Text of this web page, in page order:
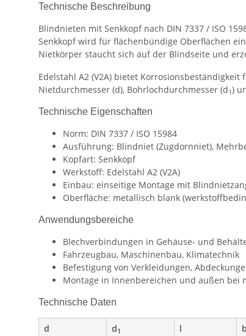
Technische Beschreibung
Blindnieten mit Senkkopf nach DIN 7337 / ISO
Senkkopf wird für flächenbündige Oberflächen
Nietkörper staucht sich auf der Blindseite und
Edelstahl A2 (V2A) bietet
Nietdurchmesser (d), Bohrlochdurchmesser (d1)
Technische Eigenschaften
Norm: DIN 7337 / ISO 15984
Ausführung: Blindniet (Zugdornniet),
Kopfart: Senkkopf
Werkstoff: Edelstahl A2 (V2A)
Einbau: einseitige Montage mit
Oberfläche: metallisch blank
Anwendungsbereiche
Blechverbindungen in Gehäuse- und
Fahrzeugbau, Maschinenbau, Klimatechnik
Befestigung von Verkleidungen,
Montage in Innenbereichen und außen bei
Technische Daten
d d1 l b